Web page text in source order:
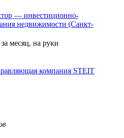
— инвестиционно-
недвижимости (Санкт-
за месяц, на руки
компания STEIT